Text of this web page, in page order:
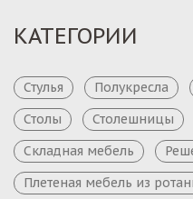
КАТЕГОРИИ
Стулья Полукресла
Столы
Столешницы
Складная мебель
Плетеная мебель из